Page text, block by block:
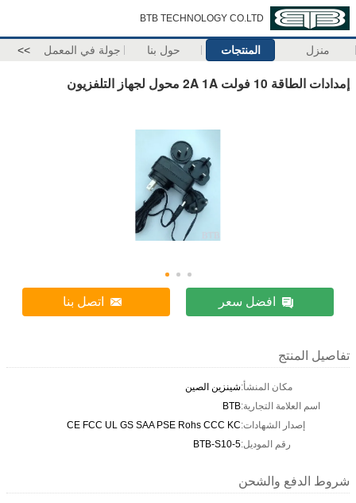
BTB TECHNOLOGY CO.LTD
منزل المنتجات حول بنا جولة في المعمل >>
إمدادات الطاقة 10 فولت 2A 1A محول لجهاز التلفزيون
افضل سعر اتصل بنا
تفاصيل المنتج
مكان المنشأ:شينزين الصين
اسم العلامة التجارية:BTB
إصدار الشهادات:CE FCC UL GS SAA PSE Rohs CCC KC
رقم الموديل:BTB-S10-5
شروط الدفع والشحن